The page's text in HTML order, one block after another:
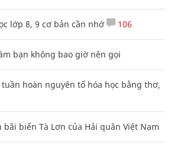
lớp 8, 9 cơ bản cần nhớ 106
bạn không bao giờ nên gọi
hoàn nguyên tố hóa học bằng thơ,
biển Tà Lơn của Hải quân Việt Nam